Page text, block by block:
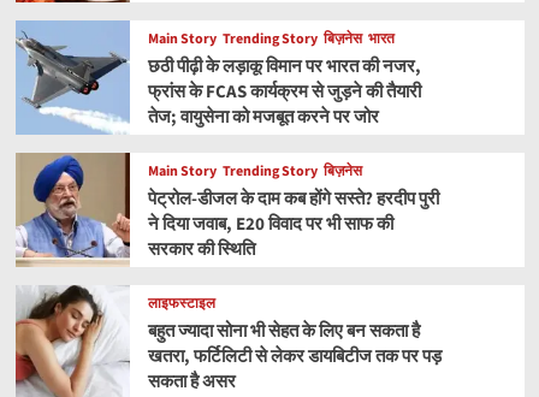
Main Story Trending Story बिज़नेस भारत
छठी पीढ़ी के लड़ाकू विमान पर भारत की नजर,
फ्रांस के FCAS कार्यक्रम से जुड़ने की तैयारी
तेज; वायुसेना को मजबूत करने पर जोर
Main Story Trending Story बिज़नेस
पेट्रोल-डीजल के दाम कब होंगे सस्ते? हरदीप पुरी
ने दिया जवाब, E20 विवाद पर भी साफ की
सरकार की स्थिति
लाइफस्टाइल
बहुत ज्यादा सोना भी सेहत के लिए बन सकता है
खतरा, फर्टिलिटी से लेकर डायबिटीज तक पर पड़
सकता है असर